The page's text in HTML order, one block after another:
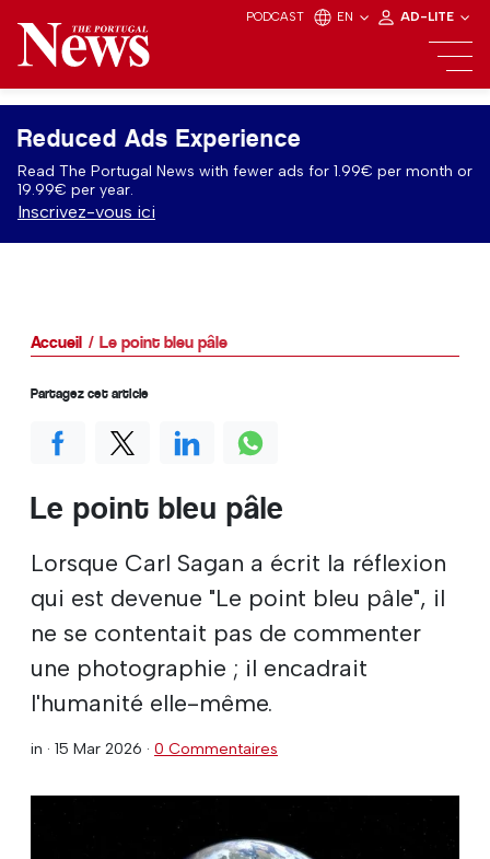
PODCAST EN AD-LITE
Reduced Ads Experience
Read The Portugal News with fewer ads for 1.99€ per month or
19.99€ per year.
Inscrivez-vous ici
Accueil Le point bleu pâle
Le point bleu pâle
Lorsque Carl Sagan a écrit la réflexion
qui est devenue "Le point bleu pâle", il
ne se contentait pas de commenter
une photographie ; il encadrait
l'humanité elle-même.
in · 15 Mar 2026 · 0 Commentaires
Partagez cet article